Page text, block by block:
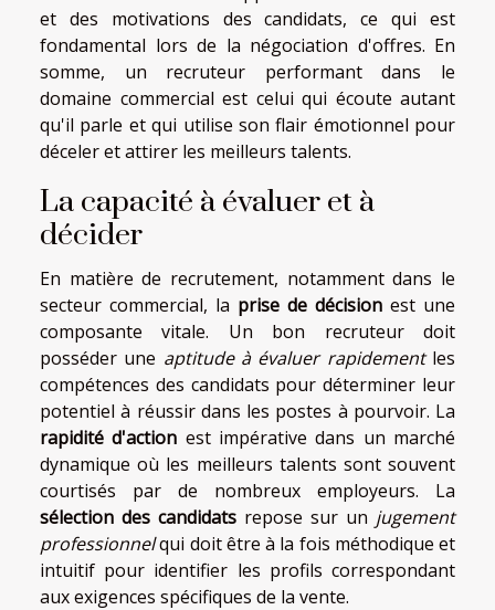
et des motivations des candidats, ce qui est
fondamental lors de la négociation d'offres. En
somme, un recruteur performant dans le
domaine commercial est celui qui écoute autant
qu'il parle et qui utilise son flair émotionnel pour
déceler et attirer les meilleurs talents.
La capacité à évaluer et à
décider
En matière de recrutement, notamment dans le
secteur commercial, la prise de décision est une
composante vitale. Un bon recruteur doit
posséder une aptitude à évaluer rapidementles
compétences des candidats pour déterminer leur
potentiel à réussir dans les postes à pourvoir. La
rapidité d'action est impérative dans un marché
dynamique où les meilleurs talents sont souvent
courtisés par de nombreux employeurs. La
sélection des candidats repose sur un jugement
professionnelqui doit être à la fois méthodique et
intuitif pour identifier les profils correspondant
aux exigences spécifiques de la vente.